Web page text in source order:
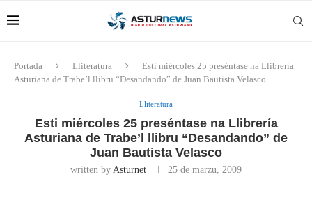
Portada Lliteratura
Esti miércoles 25 preséntase na Llibrería
Asturiana de Trabe’l llibru “Desandando” de Juan Bautista Velasco
Lliteratura
Esti miércoles 25 preséntase na Llibrería
Asturiana de Trabe’l llibru “Desandando” de
Juan Bautista Velasco
written by Asturnet 25 de marzu, 2009